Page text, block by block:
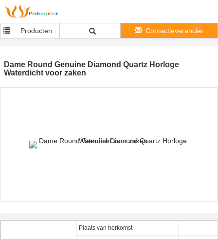
Producten Contactleverancier
Dame Round Genuine Diamond Quartz Horloge
Waterdicht voor zaken
Plaats van herkomst